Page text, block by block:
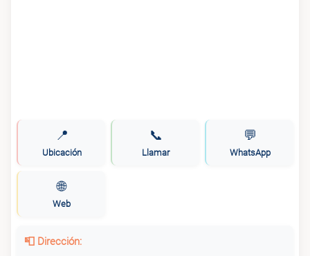
📍
Ubicación
📞
Llamar
💬
WhatsApp
🌐
Web
📮 Dirección: